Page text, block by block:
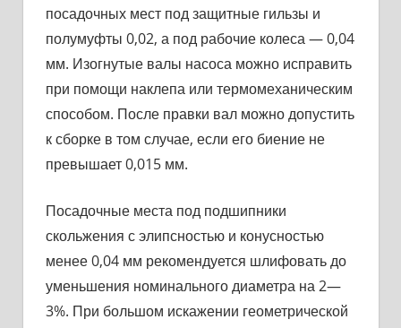
посадочных мест под защитные гильзы и
полумуфты 0,02, а под рабочие колеса — 0,04
мм. Изогнутые валы насоса можно исправить
при помощи наклепа или термо­механическим
способом. После правки вал можно допустить
к сборке в том случае, если его биение не
превышает 0,015 мм.
Посадочные места под подшипники
скольжения с элипсностью и конусностью
менее 0,04 мм рекомендуется шлифовать до
умень­шения номинального диаметра на 2—
3%. При большом искажении геометрической